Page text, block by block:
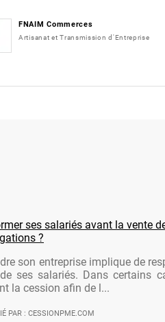
FNAIM Commerces
Artisanat et Transmission d'Entreprise
ses salariés avant la vente
?
son entreprise implique de
ses salariés. Dans certains
la cession afin de l...
PAR : CESSIONPME.COM